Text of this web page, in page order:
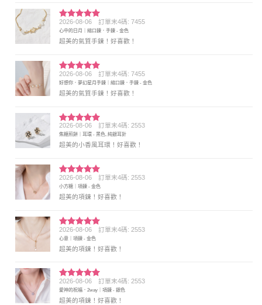
評分5 滿
分 5
2026-08-06 訂單末4碼: 7455
心中的日月｜縮口鍊．手鍊 - 金色
超美的氣質手鍊！好喜歡！
評分5 滿
分 5
2026-08-06 訂單末4碼: 7455
好想你．夢幻星月手鍊｜縮口鍊．手鍊 - 金色
超美的氣質手鍊！好喜歡！
評分5 滿
分 5
2026-08-06 訂單末4碼: 2553
焦糖煎餅｜耳環 - 黑色, 純銀耳針
超美的小香風耳環！好喜歡！
評分5 滿
分 5
2026-08-06 訂單末4碼: 2553
小方糖｜項鍊 - 金色
超美的項鍊！好喜歡！
評分5滿
分 5
2026-08-06 訂單末4碼: 2553
心意｜項鍊 - 金色
超美的項鍊！好喜歡！
評分5 滿
分 5
2026-08-06 訂單末4碼: 2553
愛神的祝福．2way｜項鍊 - 銀色
超美的項鍊！好喜歡！